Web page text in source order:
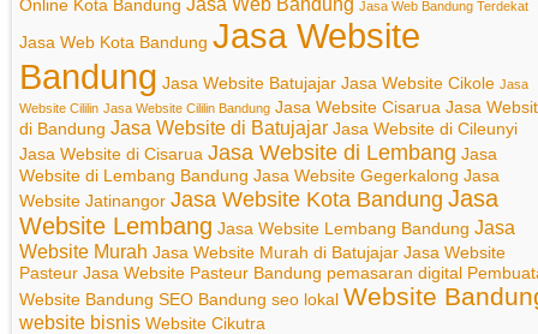
Online Kota Bandung
Jasa Web Bandung Terdekat
Jasa Web Kota Bandung Jasa Website
Bandung Jasa Website Batujajar Jasa Website Cikole Jasa
Website Cililin Jasa Website Cililin Bandung Jasa Website Cisarua Jasa
di Bandung Jasa Website di Batujajar Jasa Website di Cileunyi
Jasa Website di Cisarua Jasa Website di Lembang Jasa
Website di Lembang Bandung Jasa Website Gegerkalong Jasa
Website Jatinangor Jasa Website Kota Bandung Jasa
Website Lembang Jasa Website Lembang Bandung Jasa
Website Murah Jasa Website Murah di Batujajar Jasa Website
Pasteur Jasa Website Pasteur Bandung pemasaran digital
Website Bandung SEO Bandung seo lokal Website
website bisnis Website Cikutra